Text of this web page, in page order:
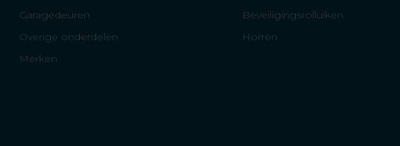
Garagedeuren
Beveiligingsrolluiken
Overige onderdelen
Horren
Merken